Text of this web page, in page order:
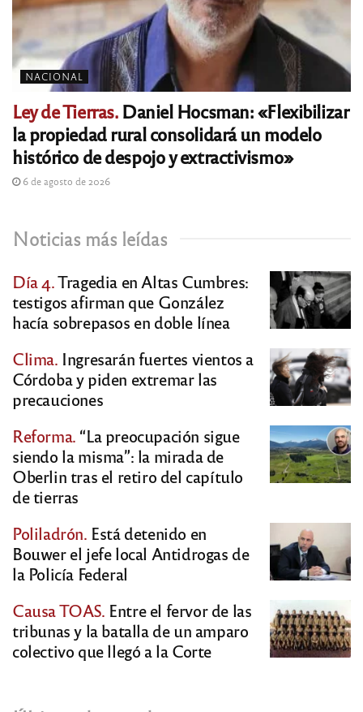
NACIONAL
Ley de Tierras.Daniel Hocsman: «Flexibilizar
la propiedad rural consolidará un modelo
histórico de despojo y extractivismo»
6 de agosto de 2026
Noticias más leídas
Día 4.Tragedia en Altas Cumbres:
testigos afirman que González
hacía sobrepasos en doble línea
Clima. Ingresarán fuertes vientos a
Córdoba y piden extremar las
precauciones
Reforma. “La preocupación sigue
siendo la misma”: la mirada de
Oberlin tras el retiro del capítulo
de tierras
Poliladrón. Está detenido en
Bouwer el jefe local Antidrogas de
la Policía Federal
Causa TOAS. Entre el fervor de las
tribunas y la batalla de un amparo
colectivo que llegó a la Corte